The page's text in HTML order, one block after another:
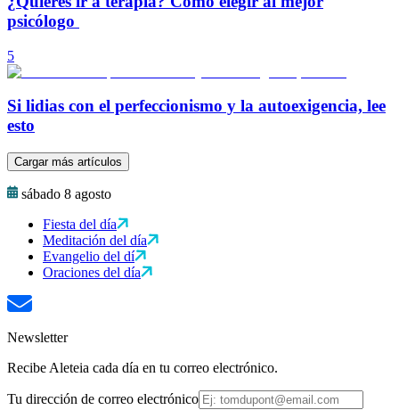
psicólogo
5
Si lidias con el perfeccionismo y la autoexigencia, lee
esto
Cargar más artículos
sábado 8 agosto
Fiesta del día
Meditación del día
Evangelio del dí
Oraciones del día
Newsletter
Recibe Aleteia cada día en tu correo electrónico.
Tu dirección de correo electrónico